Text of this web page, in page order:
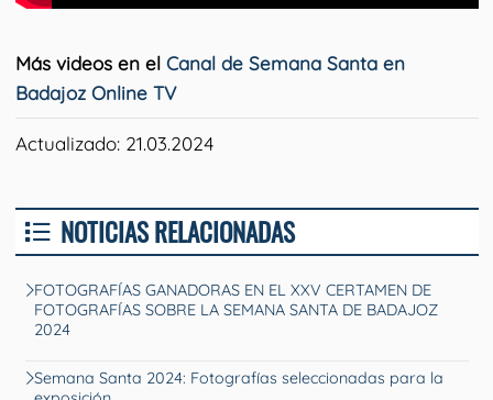
Más videos en el Canal de Semana Santa en
Badajoz Online TV
Actualizado: 21.03.2024
NOTICIAS RELACIONADAS
FOTOGRAFÍAS GANADORAS EN EL XXV CERTAMEN DE
FOTOGRAFÍAS SOBRE LA SEMANA SANTA DE BADAJOZ
2024
Semana Santa 2024: Fotografías seleccionadas para la